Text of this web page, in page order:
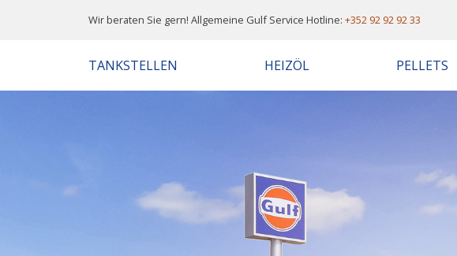
Wir beraten Sie gern! Allgemeine Gulf Service Hotline: +352 92 92 92 33
TANKSTELLEN HEIZÖL PELLETS